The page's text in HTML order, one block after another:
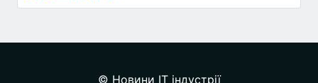
© Новини IT індустрії